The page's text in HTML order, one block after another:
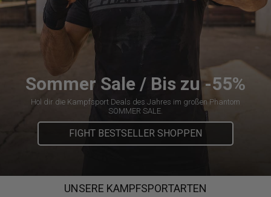
Sommer Sale / Bis zu -55%
Hol dir die Kampfsport Deals des Jahres im großen Phantom
SOMMER SALE.
FIGHT BESTSELLER SHOPPEN
UNSERE KAMPFSPORTARTEN